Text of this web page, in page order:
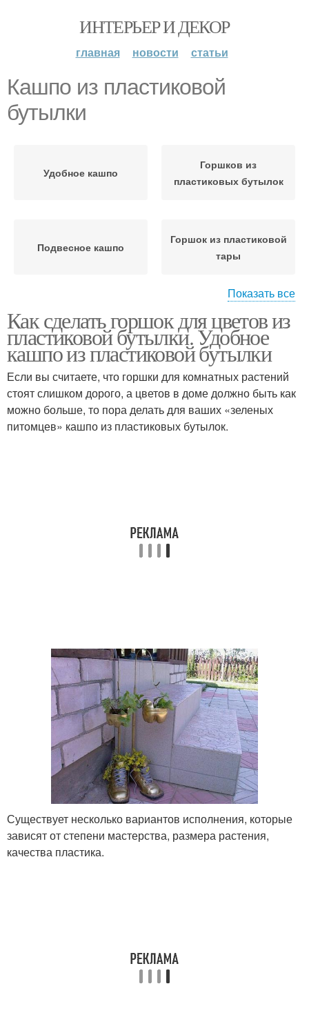
ИНТЕРЬЕР И ДЕКОР
главная новости статьи
Кашпо из пластиковой
бутылки
Удобное кашпо
Горшков из
пластиковых бутылок
Подвесное кашпо
Горшок из пластиковой
тары
Литровые бутылки
бутылок
Бутылки для цветов Литровая бутылка
Показать все
Как сделать горшок для цветов из
пластиковой бутылки. Удобное
кашпо из пластиковой бутылки
Если вы считаете, что горшки для комнатных растений
стоят слишком дорого, а цветов в доме должно быть как
можно больше, то пора делать для ваших «зеленых
питомцев» кашпо из пластиковых бутылок.
Существует несколько вариантов исполнения, которые
зависят от степени мастерства, размера растения,
качества пластика.